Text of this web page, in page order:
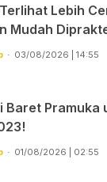
Lebih
Mudah
03/08/2026 | 14:55
Baret Pramuka
01/08/2026 | 02:55